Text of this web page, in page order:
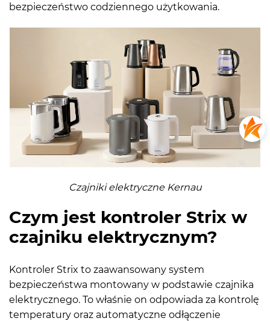
bezpieczeństwo codziennego użytkowania.
Czajniki elektryczne Kernau
Czym jest kontroler Strix w
czajniku elektrycznym?
Kontroler Strix to zaawansowany system
bezpieczeństwa montowany w podstawie czajnika
elektrycznego. To właśnie on odpowiada za kontrolę
temperatury oraz automatyczne odłączenie